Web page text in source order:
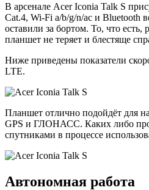
В арсенале Acer Iconia Talk S
Cat.4, Wi-Fi a/b/g/n/ac и Bluetooth
оставили за бортом. То, что есть,
планшет не теряет и блестяще
Ниже приведены показатели
LTE.
Планшет отлично подойдёт для
GPS и ГЛОНАСС. Каких либо
спутниками в процессе
Автономная работа